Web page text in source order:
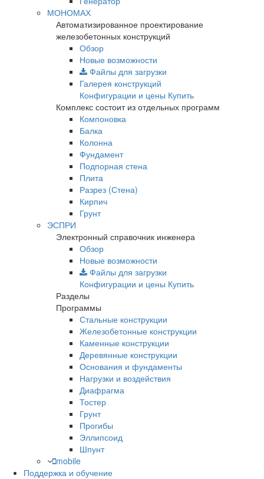
МОНОМАХ
Автоматизированное проектирование
железобетонных конструкций
Обзор
Новые возможности
Файлы для загрузки
Галерея конструкций
Конфигурации и цены Купить
Комплекс состоит из отдельных программ
Компоновка
Балка
Колонна
Фундамент
Подпорная стена
Плита
Разрез (Стена)
Кирпич
Грунт
ЭСПРИ
Электронный справочник инженера
Обзор
Новые возможности
Файлы для загрузки
Конфигурации и цены Купить
Разделы
Программы
Стальные конструкции
Железобетонные конструкции
Каменные конструкции
Деревянные конструкции
Основания и фундаменты
Нагрузки и воздействия
Диафрагма
Тостер
Грунт
Прогибы
Эллипсоид
Шпунт
mobile
Поддержка и обучение